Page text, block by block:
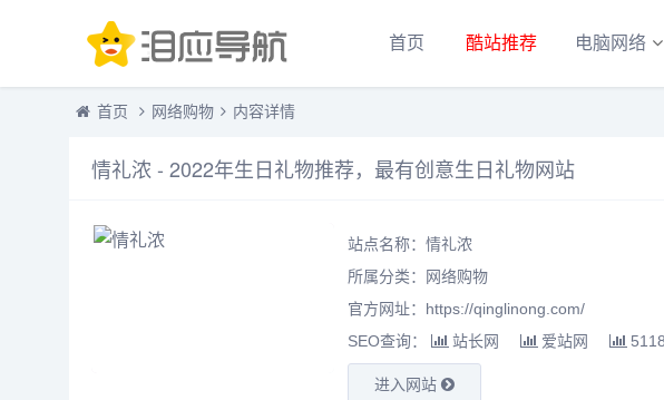
首页 酷站推荐 电脑网络
首页 网络购物 内容详情
情礼浓 - 2022年生日礼物推荐，最有创意生日礼物网站
站点名称：情礼浓
所属分类：
网络购物
官方网址：https://qinglinong.com/
SEO查询：
站长网 爱站网 5118
进入网站